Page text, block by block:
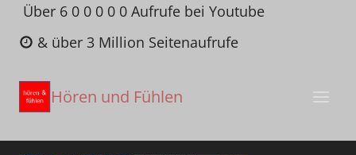
Zum
Inhalt
springen
Über 6 0 0 0 0 0 Aufrufe bei Youtube
& über 3 Million Seitenaufrufe
Hören und Fühlen